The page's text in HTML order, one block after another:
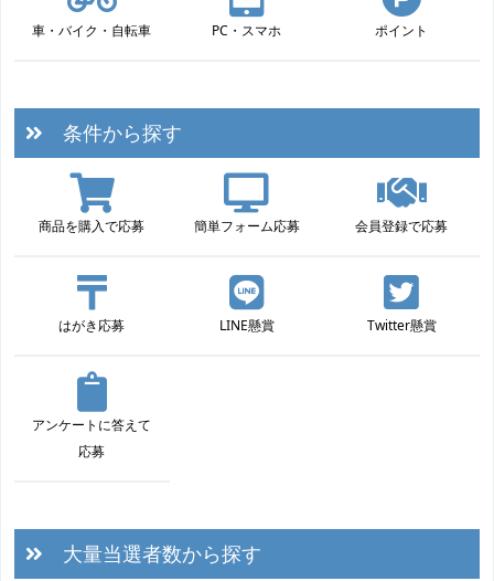
車・バイク・自転車 PC・スマホ ポイント
条件から探す
商品を購入で応募 簡単フォーム応募 会員登録で応募
はがき応募 LINE懸賞 Twitter懸賞
アンケートに答えて
応募
大量当選者数から探す